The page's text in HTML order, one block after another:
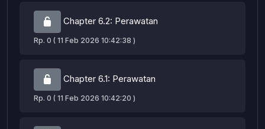
Chapter 6.2: Perawatan
Rp. 0 ( 11 Feb 2026 10:42:38 )
Chapter 6.1: Perawatan
Rp. 0 ( 11 Feb 2026 10:42:20 )